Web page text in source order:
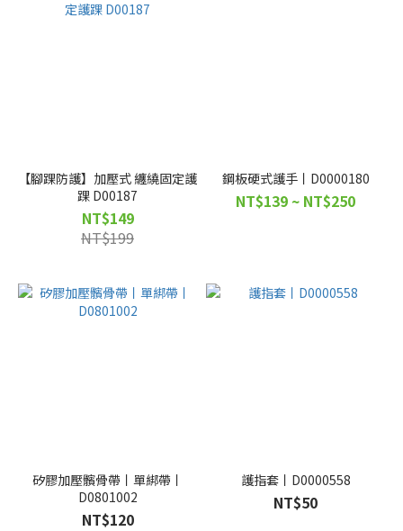
【腳踝防護】加壓式 纏繞固定護
踝 D00187
NT$149
NT$199
鋼板硬式護手丨D0000180
NT$139 ~ NT$250
矽膠加壓髕骨帶丨單綁帶丨
D0801002
NT$120
護指套丨D0000558
NT$50